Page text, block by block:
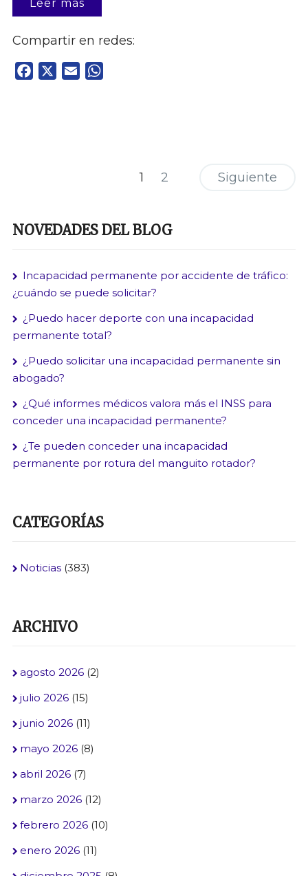
Leer más
Compartir en redes:
Facebook Email
1 2 Siguiente
NOVEDADES DEL BLOG
Incapacidad permanente por accidente de tráfico:
¿cuándo se puede solicitar?
¿Puedo hacer deporte con una incapacidad
permanente total?
¿Puedo solicitar una incapacidad permanente sin
abogado?
¿Qué informes médicos valora más el INSS para
conceder una incapacidad permanente?
¿Te pueden conceder una incapacidad
permanente por rotura del manguito rotador?
CATEGORÍAS
Noticias(383)
ARCHIVO
agosto 2026(2)
julio 2026(15)
junio 2026(11)
mayo 2026(8)
abril 2026(7)
marzo 2026(12)
febrero 2026(10)
enero 2026(11)